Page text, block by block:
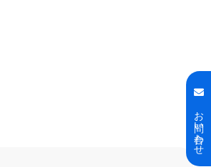
お問い合わせ